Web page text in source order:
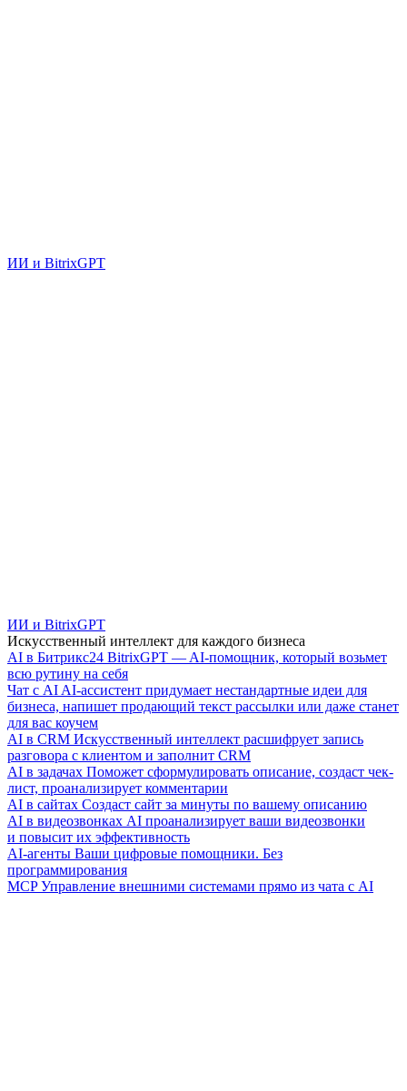
ИИ и BitrixGPT
ИИ и BitrixGPT
Искусственный интеллект для каждого бизнеса
AI в Битрикс24 BitrixGPT — AI-помощник, который возьмет
всю рутину на себя
Чат с AI AI-ассистент придумает нестандартные идеи для
бизнеса, напишет продающий текст рассылки или даже станет
для вас коучем
AI в CRM Искусственный интеллект расшифрует запись
разговора с клиентом и заполнит CRM
AI в задачах Поможет сформулировать описание, создаст чек-
лист, проанализирует комментарии
AI в сайтах Создаст сайт за минуты по вашему описанию
AI в видеозвонках AI проанализирует ваши видеозвонки
и повысит их эффективность
AI-агенты Ваши цифровые помощники. Без
программирования
MCP Управление внешними системами прямо из чата с AI